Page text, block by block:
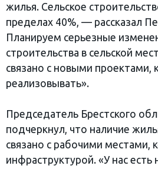
жилья. Сельское
пределах 40%, — рассказал
Планируем серьезные
строительства в сельской
связано с новыми
реализовывать».
Председатель Брестского
подчеркнул, что наличие
связано с рабочими местами,
инфраструктурой. «У нас есть